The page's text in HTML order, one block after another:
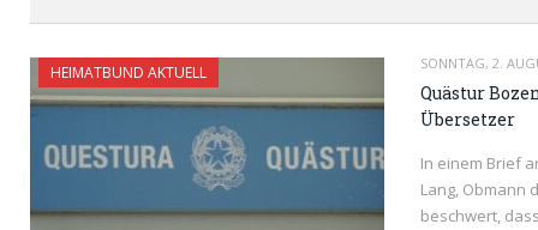
HEIMATBUND AKTUELL SONNTAG, 2.
Quästur
Übersetzer
In einem Brief
Lang, Obmann
beschwert,